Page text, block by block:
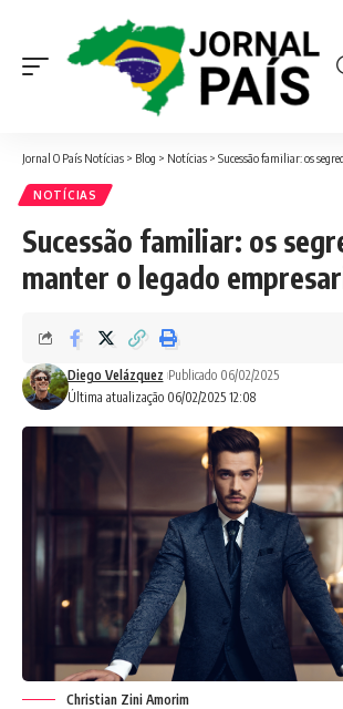
Jornal O País Notícias > Blog > Notícias > Sucessão familiar: os segredos
NOTÍCIAS
Sucessão familiar: os
manter o legado
Última atualização 06/02/2025 12:08
Diego Velázquez Publicado 06/02/2025
Christian Zini Amorim